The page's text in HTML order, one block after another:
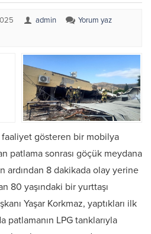
admin
Yorum yaz
faaliyet gösteren bir mobilya
patlama sonrası göçük meydana
ardından 8 dakikada olay yerine
80 yaşındaki bir yurttaşı
Yaşar Korkmaz, yaptıkları ilk
LPG tanklarıyla